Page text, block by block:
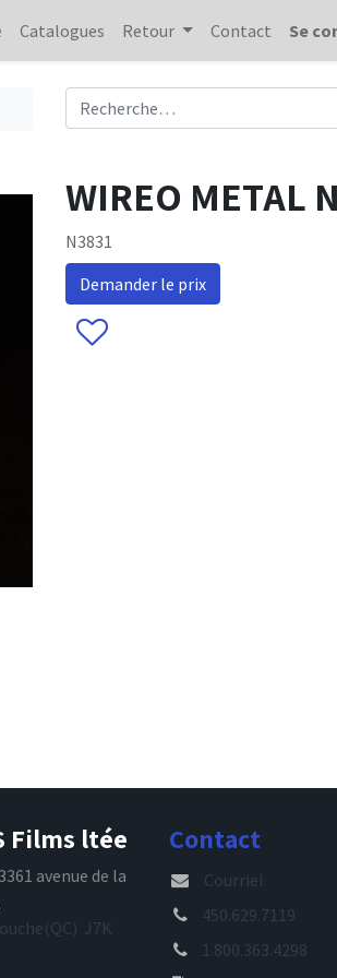
Catalogues Retour Contact Se
WIREO METAL
N3831
Demander le prix
Films ltée
avenue de la
J7K
Contact
Courriel
450.629.7119
1.800.363.4298